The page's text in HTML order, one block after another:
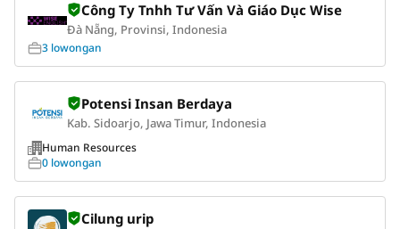
Công Ty Tnhh Tư Vấn Và Giáo Dục Wise
Đà Nẵng, Provinsi, Indonesia
3 lowongan
Potensi Insan Berdaya
Kab. Sidoarjo, Jawa Timur, Indonesia
Human Resources
0 lowongan
Cilung urip